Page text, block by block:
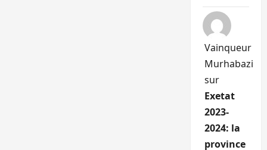
Vainqueur
Murhabazi
sur
Exetat
2023-
2024: la
province